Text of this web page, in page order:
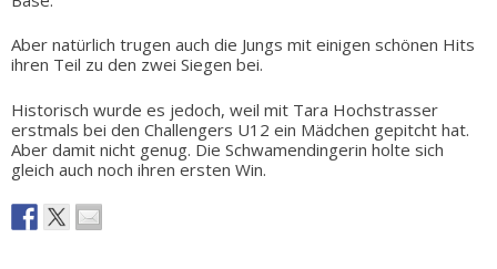
Aber natürlich trugen auch die Jungs mit einigen schönen Hits
ihren Teil zu den zwei Siegen bei.
Historisch wurde es jedoch, weil mit Tara Hochstrasser
erstmals bei den Challengers U12 ein Mädchen gepitcht hat.
Aber damit nicht genug. Die Schwamendingerin holte sich
gleich auch noch ihren ersten Win.